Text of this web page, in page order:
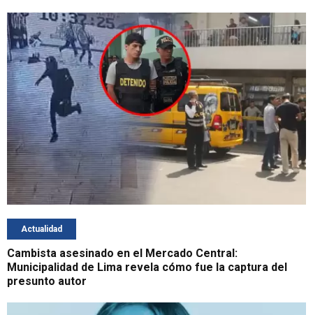
Actualidad
Cambista asesinado en el Mercado Central:
Municipalidad de Lima revela cómo fue la captura del
presunto autor